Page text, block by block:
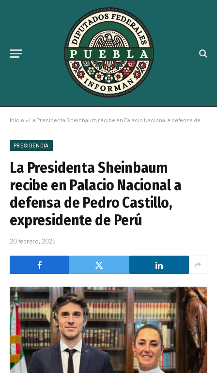
Inicio » La Presidenta Sheinbaum recibe en Palacio Nacional a defensa de Pedro Castillo, expresidente de Perú
PRESIDENCIA
La Presidenta Sheinbaum
recibe en Palacio Nacional a
defensa de Pedro Castillo,
expresidente de Perú
20 febrero, 2025